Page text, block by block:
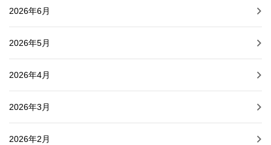
2026年6月
2026年5月
2026年4月
2026年3月
2026年2月